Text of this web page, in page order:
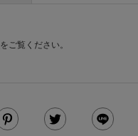
をご覧ください。